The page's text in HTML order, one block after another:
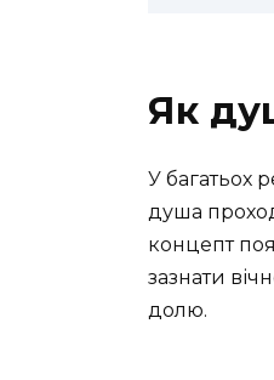
Як
У багатьох
душа
концепт
зазнати
долю.